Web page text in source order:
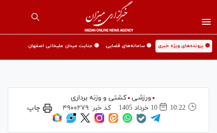
🟡 پرونده‌های ویژه خبری 🟡 سامانه‌های قضایی 🟡 جنایت میدان علیخانی اصفهان
ورزشی
کشتی و وزنه برداری
10:22
10 خرداد 1405 کد خبر:۴۹۰۰۲۷۹ چاپ